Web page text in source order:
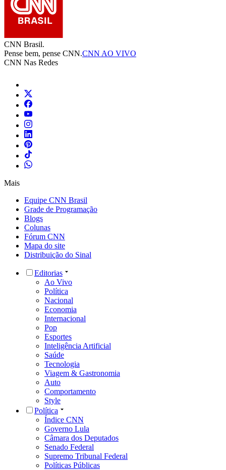
CNN Brasil.
Pense bem, pense CNN.CNN AO VIVO
CNN Nas Redes
Mais
Equipe CNN Brasil
Grade de Programação
Blogs
Colunas
Fórum CNN
Mapa do site
Distribuição do Sinal
Editorias
Ao Vivo
Política
Nacional
Economia
Internacional
Pop
Esportes
Inteligência Artificial
Saúde
Tecnologia
Viagem & Gastronomia
Auto
Comportamento
Style
Política
Índice CNN
Governo Lula
Câmara dos Deputados
Senado Federal
Supremo Tribunal Federal
Políticas Públicas